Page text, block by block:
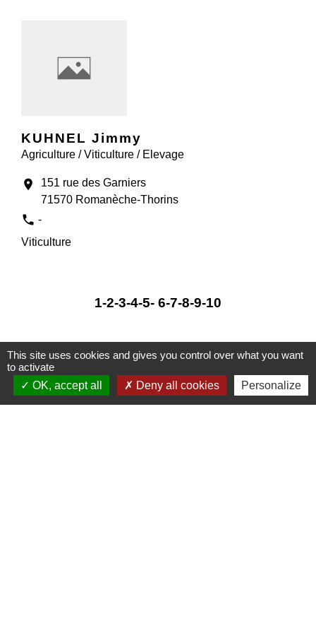
KUHNEL Jimmy
Agriculture / Viticulture / Elevage
location_on
151 rue des Garniers
71570 Romanèche-Thorins
phone -
Viticulture
1-2-3-4-5- 6-7-8-9-10
Informations Mairie
This site uses cookies and gives you control over what you want
to activate
OK, accept all
Deny all cookies Personalize